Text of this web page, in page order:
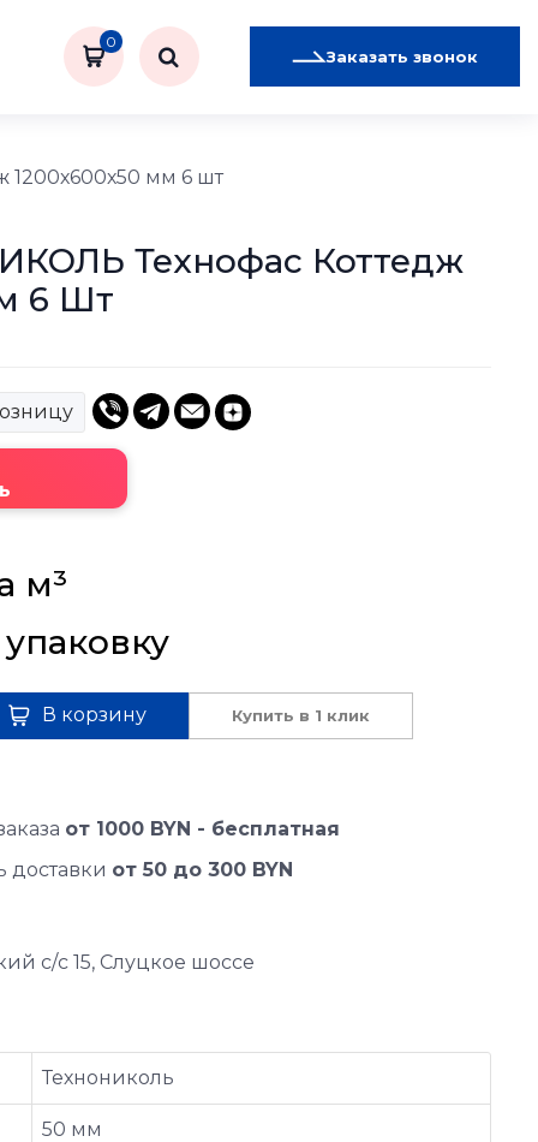
0
Заказать звонок
мм 6 шт
Технофас Коттедж
6 Шт
м³
упаковку
В корзину Купить в 1 клик
от 1000 BYN - бесплатная
доставки от 50 до 300 BYN
с/с 15, Слуцкое шоссе
Технониколь
50 мм